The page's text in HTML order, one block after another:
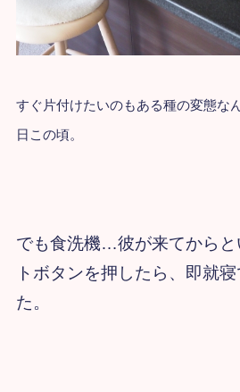
すぐ片付けたいのもある種の変態な
日この頃。
でも食洗機…彼が来てからと
トボタンを押したら、即就
た。